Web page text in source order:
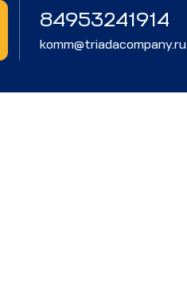
84953241914
komm@triadacompany.ru